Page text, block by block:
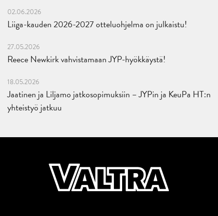
02.06.2026
Liiga-kauden 2026-2027 otteluohjelma on julkaistu!
27.05.2026
Reece Newkirk vahvistamaan JYP-hyökkäystä!
18.05.2026
Jaatinen ja Liljamo jatkosopimuksiin – JYPin ja KeuPa HT:n
yhteistyö jatkuu